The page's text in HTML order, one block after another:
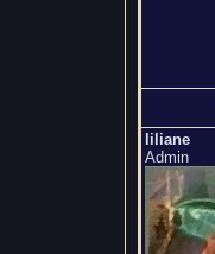
liliane
Admin